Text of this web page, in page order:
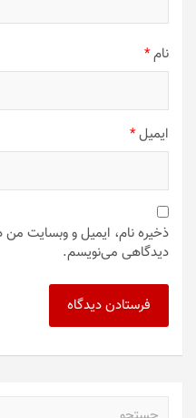
نام*
ایمیل*
ذخیره نام، ایمیل و وبسایت من
دیدگاهی می‌نویسم.